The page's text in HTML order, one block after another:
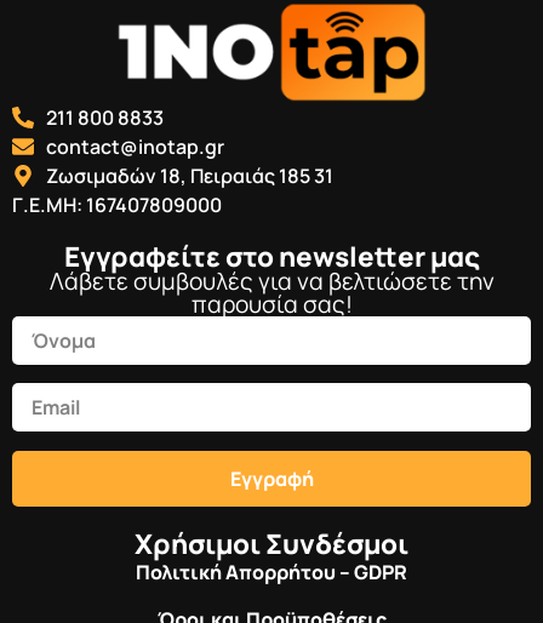
211 800 8833
contact@inotap.gr
Ζωσιμαδών 18, Πειραιάς 185 31
Γ.Ε.ΜΗ: 167407809000
Εγγραφείτε στο newsletter μας
Λάβετε συμβουλές για να βελτιώσετε την
παρουσία σας!
Εγγραφή
Χρήσιμοι Συνδέσμοι
Πολιτική Απορρήτου – GDPR